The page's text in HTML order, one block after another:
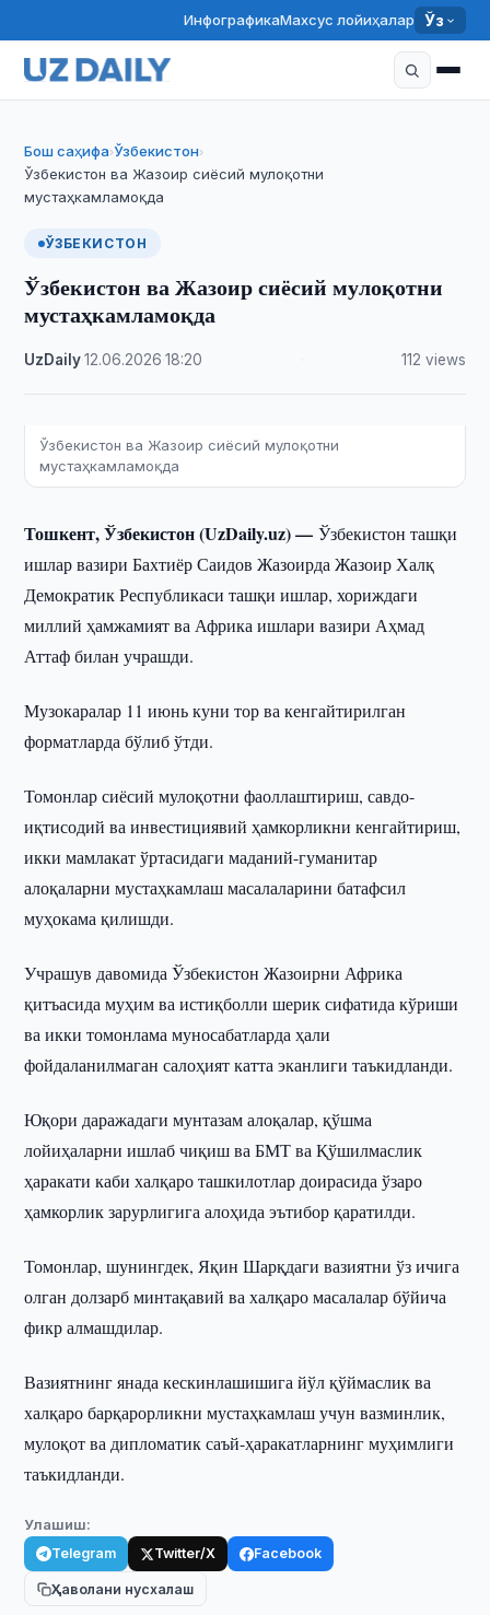
ИнфографикаМахсус лойиҳалар Ўз
Бош саҳифа›Ўзбекистон›
Ўзбекистон ва Жазоир сиёсий мулоқотни
мустаҳкамламоқда
ЎЗБЕКИСТОН
Ўзбекистон ва Жазоир сиёсий мулоқотни
мустаҳкамламоқда
UzDaily·12.06.2026 ·18:20 112 views
Ўзбекистон ва Жазоир сиёсий мулоқотни
мустаҳкамламоқда
Тошкент, Ўзбекистон (UzDaily.uz) —Ўзбекистон ташқи
ишлар вазири Бахтиёр Саидов Жазоирда Жазоир Халқ
Демократик Республикаси ташқи ишлар, хориждаги
миллий ҳамжамият ва Африка ишлари вазири Аҳмад
Аттаф билан учрашди.
Музокаралар 11 июнь куни тор ва кенгайтирилган
форматларда бўлиб ўтди.
Томонлар сиёсий мулоқотни фаоллаштириш, савдо-
иқтисодий ва инвестициявий ҳамкорликни кенгайтириш,
икки мамлакат ўртасидаги маданий-гуманитар
алоқаларни мустаҳкамлаш масалаларини батафсил
муҳокама қилишди.
Учрашув давомида Ўзбекистон Жазоирни Африка
қитъасида муҳим ва истиқболли шерик сифатида кўриши
ва икки томонлама муносабатларда ҳали
фойдаланилмаган салоҳият катта эканлиги таъкидланди.
Юқори даражадаги мунтазам алоқалар, қўшма
лойиҳаларни ишлаб чиқиш ва БМТ ва Қўшилмаслик
ҳаракати каби халқаро ташкилотлар доирасида ўзаро
ҳамкорлик зарурлигига алоҳида эътибор қаратилди.
Томонлар, шунингдек, Яқин Шарқдаги вазиятни ўз ичига
олган долзарб минтақавий ва халқаро масалалар бўйича
фикр алмашдилар.
Вазиятнинг янада кескинлашишига йўл қўймаслик ва
халқаро барқарорликни мустаҳкамлаш учун вазминлик,
мулоқот ва дипломатик саъй-ҳаракатларнинг муҳимлиги
таъкидланди.
Улашиш:
Telegram Twitter/X Facebook
Ҳаволани нусхалаш